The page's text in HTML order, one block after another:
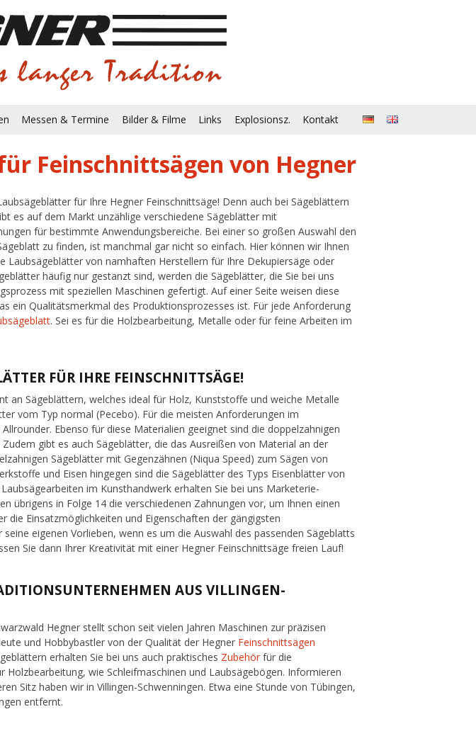
Messen & Termine Bilder & Filme Links Explosionsz. Kontakt
Feinschnittsägen von Hegner
für Ihre Hegner Feinschnittsäge! Denn auch bei Sägeblättern
es auf dem Markt unzählige verschiedene Sägeblätter mit
für bestimmte Anwendungsbereiche. Bei einer so großen Auswahl den
zu finden, ist manchmal gar nicht so einfach. Hier können wir Ihnen
Laubsägeblätter von namhaften Herstellern für Ihre Dekupiersäge oder
häufig nur gestanzt sind, werden die Sägeblätter, die Sie bei uns
mit speziellen Maschinen gefertigt. Auf einer Seite weisen diese
ein Qualitätsmerkmal des Produktionsprozesses ist. Für jede Anforderung
. Sei es für die Holzbearbeitung, Metalle oder für feine Arbeiten im
FÜR IHRE FEINSCHNITTSÄGE!
an Sägeblättern, welches ideal für Holz, Kunststoffe und weiche Metalle
vom Typ normal (Pecebo). Für die meisten Anforderungen im
Ebenso für diese Materialien geeignet sind die doppelzahnigen
gibt es auch Sägeblätter, die das Ausreißen von Material an der
Sägeblätter mit Gegenzähnen (Niqua Speed) zum Sägen von
und Eisen hingegen sind die Sägeblätter des Typs Eisenblätter von
im Kunsthandwerk erhalten Sie bei uns Marketerie-
übrigens in Folge 14 die verschiedenen Zahnungen vor, um Ihnen einen
die Einsatzmöglichkeiten und Eigenschaften der gängigsten
eigenen Vorlieben, wenn es um die Auswahl des passenden Sägeblatts
Sie dann Ihrer Kreativität mit einer Hegner Feinschnittsäge freien Lauf!
AUS VILLINGEN-
Hegner stellt schon seit vielen Jahren Maschinen zur präzisen
und Hobbybastler von der Qualität der Hegner Feinschnittsägen
erhalten Sie bei uns auch praktisches Zubehörfür die
Holzbearbeitung, wie Schleifmaschinen und Laubsägebögen. Informieren
Sitz haben wir in Villingen-Schwenningen. Etwa eine Stunde von Tübingen,
entfernt.